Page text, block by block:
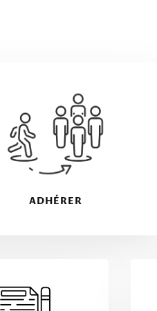
ADHÉRER